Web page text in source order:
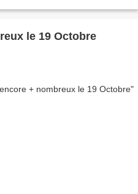
le 19 Octobre